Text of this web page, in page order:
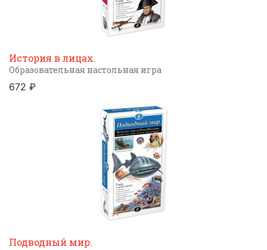
История в лицах.
Образовательная настольная игра
672 ₽
Подводный мир.